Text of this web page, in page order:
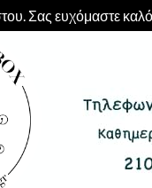
Σας ευχόμαστε